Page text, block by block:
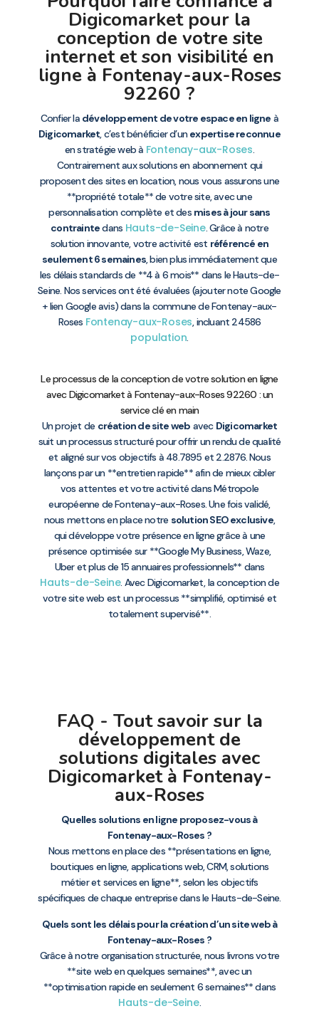
Digicomarket pour la
conception de votre site
internet et son visibilité en
ligne à Fontenay-aux-Roses
92260 ?
Confier la développement de votre espace en ligne à
Digicomarket, c’est bénéficier d’unexpertise reconnue
en stratégie web à Fontenay-aux-Roses.
Contrairement aux solutions en abonnement qui
proposent des sites en location, nous vous assurons une
**propriété totale** de votre site, avec une
personnalisation complète et des mises à jour sans
contraintedans Hauts-de-Seine. Grâce à notre
solution innovante, votre activité est référencé en
seulement 6 semaines, bien plus immédiatement que
les délais standards de **4 à 6 mois** dans le Hauts-de-
Seine. Nos services ont été évaluées (ajouter note Google
+ lien Google avis) dans la commune de Fontenay-aux-
Roses Fontenay-aux-Roses, incluant 24586
population.
Le processus de la conception de votre solution en ligne
avec Digicomarket à Fontenay-aux-Roses 92260 : un
service clé en main
Un projet de création de site web avec Digicomarket
suit un processus structuré pour offrir un rendu de qualité
et aligné sur vos objectifs à 48.7895 et 2.2876. Nous
lançons par un **entretien rapide** afin de mieux cibler
vos attentes et votre activité dans Métropole
européenne de Fontenay-aux-Roses. Une fois validé,
nous mettons en place notre solution SEO exclusive,
qui développe votre présence en ligne grâce à une
présence optimisée sur **Google My Business, Waze,
Uber et plus de 15 annuaires professionnels** dans
Hauts-de-Seine. Avec Digicomarket, la conception de
votre site web est un processus **simplifié, optimisé et
totalement supervisé**.
FAQ - Tout savoir sur la
développement de
solutions digitales avec
Digicomarket à Fontenay-
aux-Roses
Quelles solutions en ligne proposez-vous à
Fontenay-aux-Roses ?
Nous mettons en place des **présentations en ligne,
boutiques en ligne, applications web, CRM, solutions
métier et services en ligne**, selon les objectifs
spécifiques de chaque entreprise dans le Hauts-de-Seine.
Quels sont les délais pour la création d’un site web à
Fontenay-aux-Roses ?
Grâce à notre organisation structurée, nous livrons votre
**site web en quelques semaines**, avec un
**optimisation rapide en seulement 6 semaines** dans
Hauts-de-Seine.